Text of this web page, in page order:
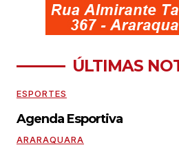
ÚLTIMAS
ESPORTES
Agenda Esportiva
ARARAQUARA